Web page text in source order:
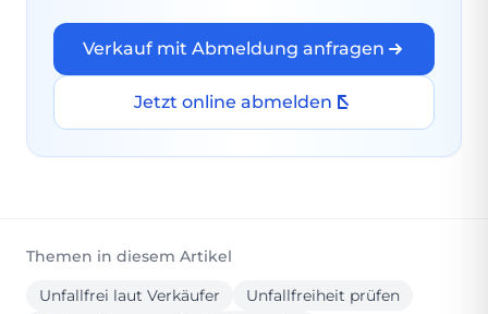
Verkauf mit Abmeldung anfragen
Jetzt online abmelden
Themen in diesem Artikel
Unfallfrei laut Verkäufer
Unfallfreiheit prüfen